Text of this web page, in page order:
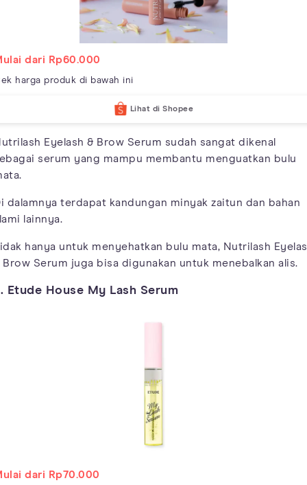
dari Rp60.000
harga produk di bawah ini
Lihat di Shopee
Eyelash & Brow Serum sudah sangat dikenal
serum yang mampu membantu menguatkan bulu
dalamnya terdapat kandungan minyak zaitun dan bahan
lainnya.
hanya untuk menyehatkan bulu mata, Nutrilash
Brow Serum juga bisa digunakan untuk menebalkan alis.
Etude House My Lash Serum
dari Rp70.000